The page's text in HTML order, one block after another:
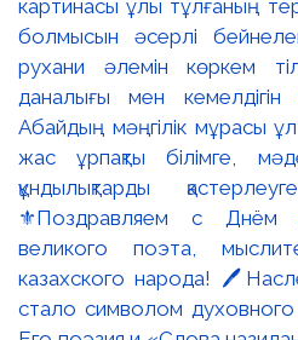
которые уже несколько
городском пространстве
скульптуре, о творческом
как рождаются
восприятие со временем.
который стал одним из
Павла Шорохова. 📌Но
закончился. После
@almaty.tourstudio
скульптуры Павла